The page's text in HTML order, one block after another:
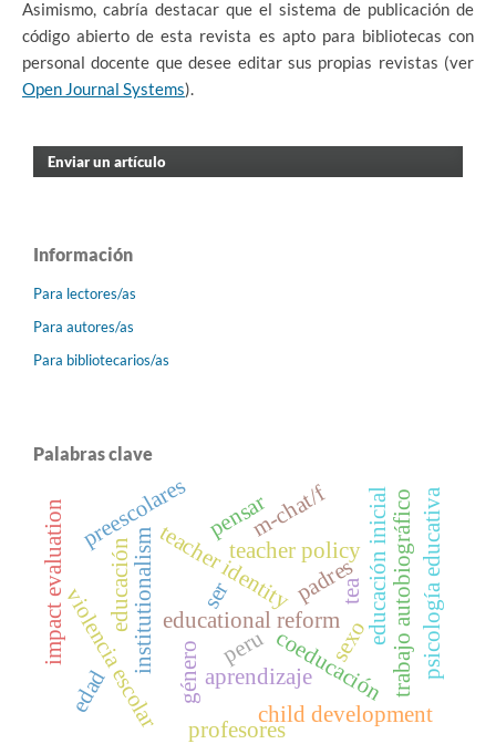
Asimismo, cabría destacar que el sistema de publicación de
código abierto de esta revista es apto para bibliotecas con
personal docente que desee editar sus propias revistas (ver
Open Journal Systems).
Enviar un artículo
Información
Para lectores/as
Para autores/as
Para bibliotecarios/as
Palabras clave
teacher identity
educational reform
institutionalism teacher policy
aprendizaje
educación inicial
género coeducación
violencia escolar child development
impact evaluation peru
preescolares
profesores
padres trabajo autobiográficopsicología educativa
sexo
edad
educación
pensar
ser tea
m-chat/f